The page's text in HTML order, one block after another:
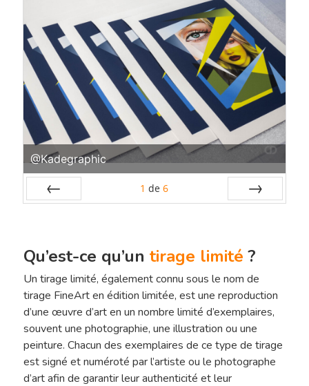
@Kadegraphic
1 de 6
Qu’est-ce qu’un tirage limité?
Un tirage limité, également connu sous le nom de
tirage FineArt en édition limitée, est une reproduction
d’une œuvre d’art en un nombre limité d’exemplaires,
souvent une photographie, une illustration ou une
peinture. Chacun des exemplaires de ce type de tirage
est signé et numéroté par l’artiste ou le photographe
d’art afin de garantir leur authenticité et leur